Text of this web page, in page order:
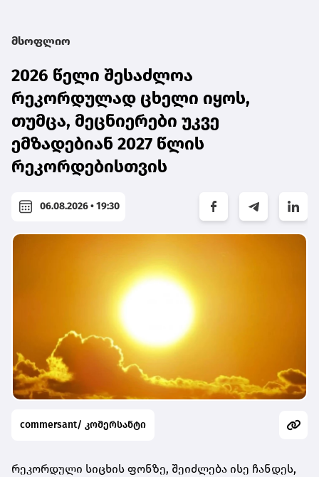
მსოფლიო
2026 წელი შესაძლოა
რეკორდულად ცხელი იყოს,
თუმცა, მეცნიერები უკვე
ემზადებიან 2027 წლის
რეკორდებისთვის
06.08.2026 • 19:30
commersant/ კომერსანტი
რეკორდული სიცხის ფონზე, შეიძლება ისე ჩანდეს,